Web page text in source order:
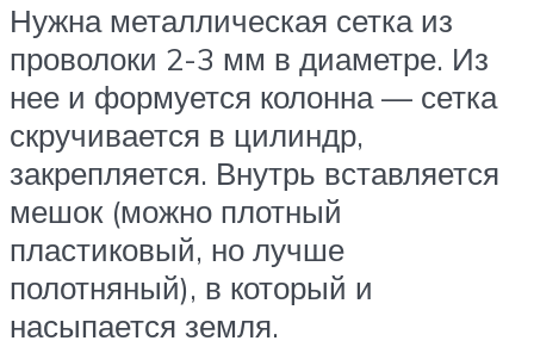
Нужна металлическая сетка из
проволоки 2-3 мм в диаметре. Из
нее и формуется колонна — сетка
скручивается в цилиндр,
закрепляется. Внутрь вставляется
мешок (можно плотный
пластиковый, но лучше
полотняный), в который и
насыпается земля.